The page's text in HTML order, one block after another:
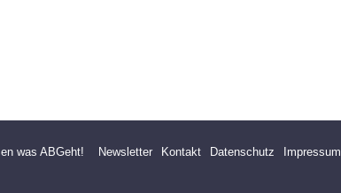
was ABGeht! Newsletter Kontakt Datenschutz Impressum